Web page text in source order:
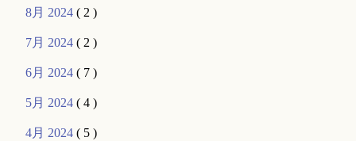
8月 2024( 2 )
7月 2024( 2 )
6月 2024( 7 )
5月 2024( 4 )
4月 2024( 5 )